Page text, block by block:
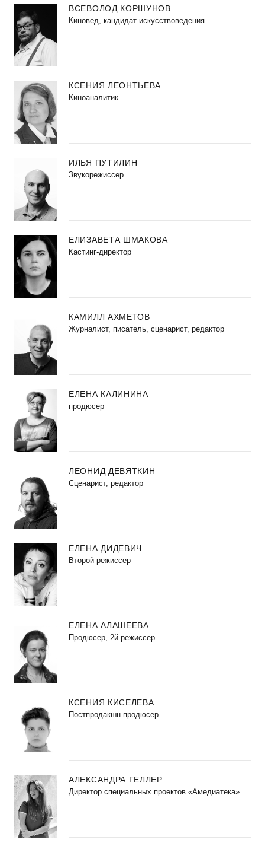
ВСЕВОЛОД КОРШУНОВ
Киновед, кандидат искусствоведения
КСЕНИЯ ЛЕОНТЬЕВА
Киноаналитик
ИЛЬЯ ПУТИЛИН
Звукорежиссер
ЕЛИЗАВЕТА ШМАКОВА
Кастинг-директор
КАМИЛЛ АХМЕТОВ
Журналист, писатель, сценарист, редактор
ЕЛЕНА КАЛИНИНА
продюсер
ЛЕОНИД ДЕВЯТКИН
Сценарист, редактор
ЕЛЕНА ДИДЕВИЧ
Второй режиссер
ЕЛЕНА АЛАШЕЕВА
Продюсер, 2й режиссер
КСЕНИЯ КИСЕЛЕВА
Постпродакшн продюсер
АЛЕКСАНДРА ГЕЛЛЕР
Директор специальных проектов «Амедиатека»